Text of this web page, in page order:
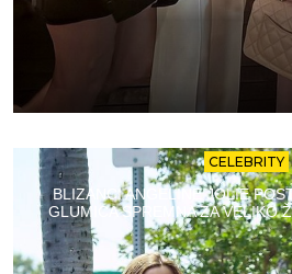
CELEBRITY
BLIZANCI ANGELINE JOLIE
GLUMICA SPREMNA ZA VELIKO